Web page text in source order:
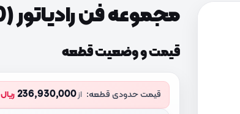
مجموعه فن رادیاتور (253803E950)
قیمت و وضعیت قطعه
قیمت حدودی قطعه: از236,930,000 ریال